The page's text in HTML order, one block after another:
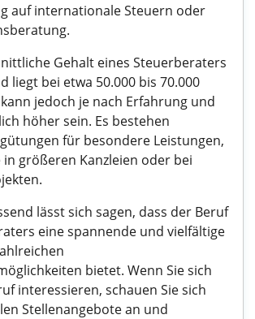
auf internationale Steuern oder
Gehalt eines Steuerberaters
liegt bei etwa 50.000 bis 70.000
jedoch je nach Erfahrung und
höher sein. Es bestehen
für besondere Leistungen,
größeren Kanzleien oder bei
lässt sich sagen, dass der Beruf
eine spannende und vielfältige
bietet. Wenn Sie sich
interessieren, schauen Sie sich
Stellenangebote an und